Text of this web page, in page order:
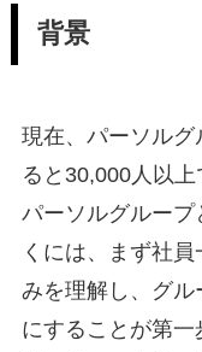
背景
現在、パーソル
ると30,000人以上
パーソルグルー
くには、まず社
みを理解し、グル
にすることが第